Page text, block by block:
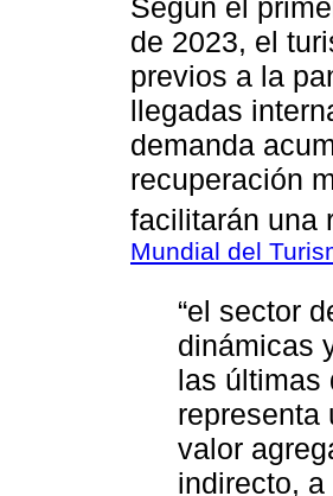
Según el
de 2023, el
previos a la
llegadas
demanda
recuperación
facilitarán una
Mundial del
“el sector
dinámicas
las últimas
representa
valor
indirecto,